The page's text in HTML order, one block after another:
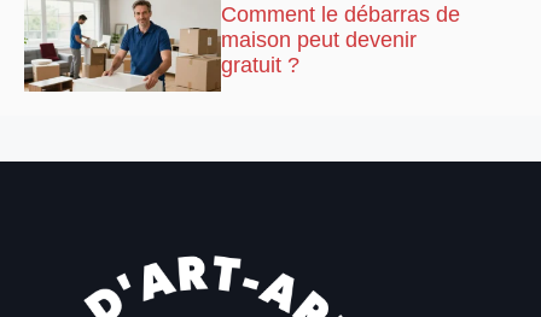
Comment le débarras de
maison peut devenir
gratuit ?